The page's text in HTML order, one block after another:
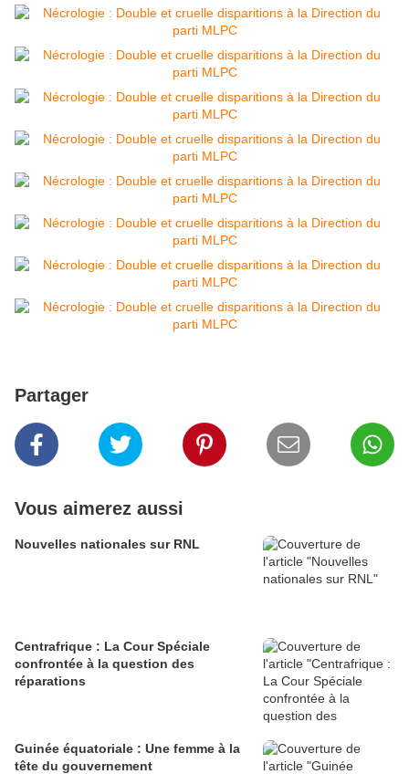
Partager
Vous aimerez aussi
Nouvelles nationales sur RNL
Centrafrique : La Cour Spéciale
confrontée à la question des
réparations
Guinée équatoriale : Une femme à la
tête du gouvernement